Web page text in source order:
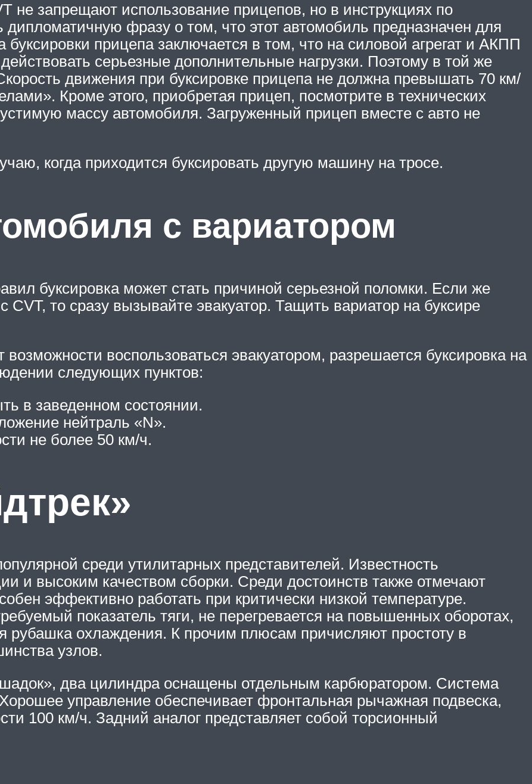
не запрещают использование прицепов, но в инструкциях по
дипломатичную фразу о том, что этот автомобиль предназначен для
прицепа заключается в том, что на силовой агрегат и АКПП
серьезные дополнительные нагрузки. Поэтому в той же
движения при буксировке прицепа не должна превышать 70 км/
Кроме этого, приобретая прицеп, посмотрите в технических
массу автомобиля. Загруженный прицеп вместе с авто не
когда приходится буксировать другую машину на тросе.
с вариатором
буксировка может стать причиной серьезной поломки. Если же
CVT, то сразу вызывайте эвакуатор. Тащить вариатор на буксире
воспользоваться эвакуатором, разрешается буксировка на
следующих пунктов:
в заведенном состоянии.
нейтраль «N».
не более 50 км/ч.
среди утилитарных представителей. Известность
и высоким качеством сборки. Среди достоинств также отмечают
эффективно работать при критически низкой температуре.
показатель тяги, не перегревается на повышенных оборотах,
рубашка охлаждения. К прочим плюсам причисляют простоту в
узлов.
два цилиндра оснащены отдельным карбюратором. Система
управление обеспечивает фронтальная рычажная подвеска,
100 км/ч. Задний аналог представляет собой торсионный